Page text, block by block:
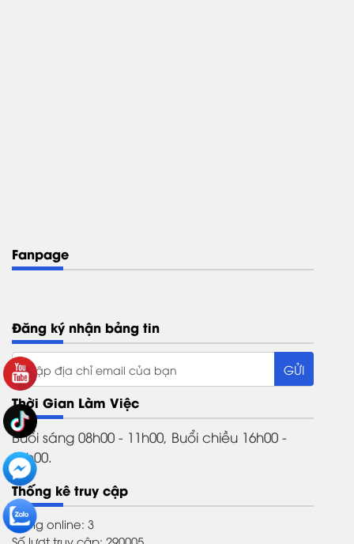
Fanpage
Đăng ký nhận bảng tin
Thời Gian Làm Việc
Buổi sáng 08h00 - 11h00, Buổi chiều 16h00 -
21h00.
Thống kê truy cập
Đang online: 3